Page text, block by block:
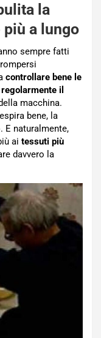
la
più a lungo
sempre fatti
controllare bene le
il
macchina.
bene, la
E naturalmente,
ai tessuti più
davvero la